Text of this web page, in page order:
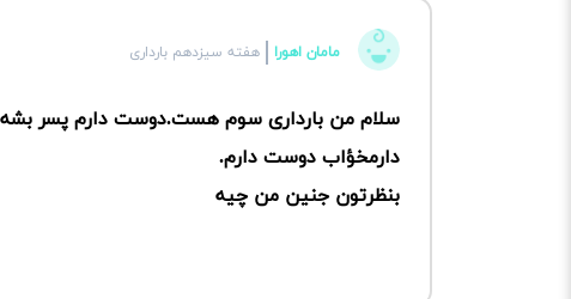
مامان اهورا هفته سیزدهم بارداری
سلام من بارداری سوم هست.دوست دارم پسر
دارمخؤاب دوست دارم.
بنظرتون جنین من چیه